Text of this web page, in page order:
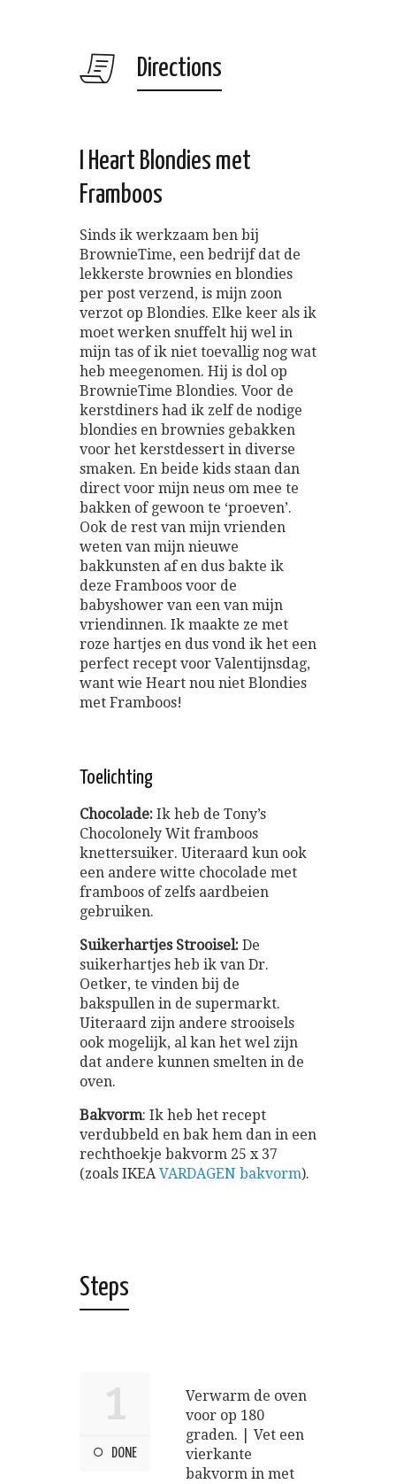
Directions
I Heart Blondies met
Framboos
Sinds ik werkzaam ben bij
BrownieTime, een bedrijf dat de
lekkerste brownies en blondies
per post verzend, is mijn zoon
verzot op Blondies. Elke keer als ik
moet werken snuffelt hij wel in
mijn tas of ik niet toevallig nog wat
heb meegenomen. Hij is dol op
BrownieTime Blondies. Voor de
kerstdiners had ik zelf de nodige
blondies en brownies gebakken
voor het kerstdessert in diverse
smaken. En beide kids staan dan
direct voor mijn neus om mee te
bakken of gewoon te ‘proeven’.
Ook de rest van mijn vrienden
weten van mijn nieuwe
bakkunsten af en dus bakte ik
deze Framboos voor de
babyshower van een van mijn
vriendinnen. Ik maakte ze met
roze hartjes en dus vond ik het een
perfect recept voor Valentijnsdag,
want wie Heart nou niet Blondies
met Framboos!
Toelichting
Chocolade: Ik heb de Tony’s
Chocolonely Wit framboos
knettersuiker. Uiteraard kun ook
een andere witte chocolade met
framboos of zelfs aardbeien
gebruiken.
Suikerhartjes Strooisel: De
suikerhartjes heb ik van Dr.
Oetker, te vinden bij de
bakspullen in de supermarkt.
Uiteraard zijn andere strooisels
ook mogelijk, al kan het wel zijn
dat andere kunnen smelten in de
oven.
Bakvorm: Ik heb het recept
verdubbeld en bak hem dan in een
rechthoekje bakvorm 25 x 37
(zoals IKEAVARDAGEN bakvorm).
Steps
1
DONE
Verwarm de oven
voor op 180
graden. | Vet een
vierkante
bakvorm in met